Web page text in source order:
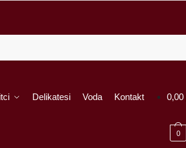
Delikatesi Voda Kontakt 0,00
0